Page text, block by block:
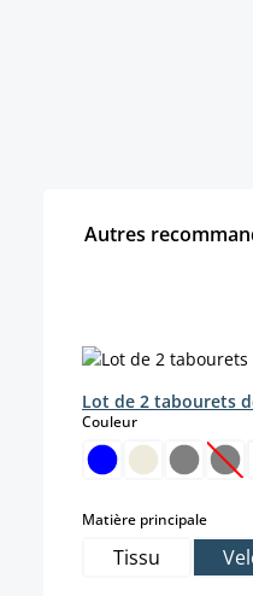
Autres
Lot de 2 tabourets
Couleurselect
Matière principaleselect
Tissu